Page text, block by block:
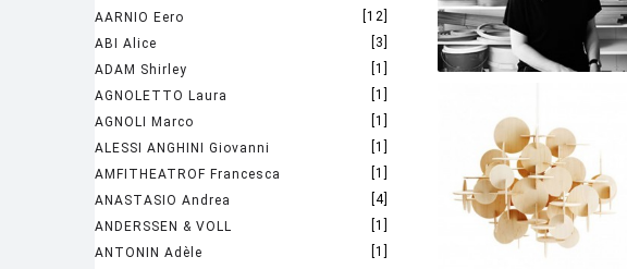
AARNIO Eero
[12]
ABI Alice
[3]
ADAM Shirley
[1]
AGNOLETTO Laura
[1]
AGNOLI Marco
[1]
ALESSI ANGHINI Giovanni
[1]
AMFITHEATROF Francesca
[1]
ANASTASIO Andrea
[4]
ANDERSSEN & VOLL
[1]
ANTONIN Adèle
[1]